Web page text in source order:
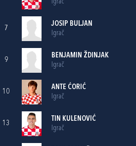
Igrač
7
JOSIP BULJAN
Igrač
9
BENJAMIN ŽDINJAK
Igrač
10
ANTE ĆORIĆ
Igrač
13
TIN KULENOVIĆ
Igrač